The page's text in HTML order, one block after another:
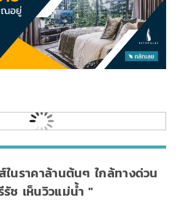
ในราคาล้านต้นๆ ใกล้ทางด่วน
รัช เห็นวิวแม่น้ำ